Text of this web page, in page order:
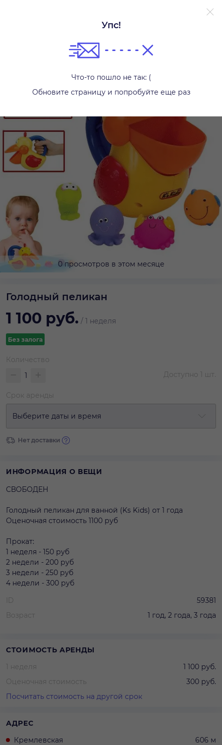
Упс!
Что-то пошло не так: (
Обновите страницу и попробуйте еще раз
0 просмотров в этом месяце
Голодный пеликан
1 100 руб. / 1 неделя
Без залога
Количество
Доступно 1 шт.
Срок аренды
Выберите даты и время
Нет доставки
ИНФОРМАЦИЯ О ВЕЩИ
СВОБОДЕН
Голодный пеликан для ванной (Ks Kids) от 1 года
Оценочная стоимость 1100 руб
Прокат:
1 неделя - 150 руб
2 недели - 200 руб
3 недели - 250 руб
4 недели - 300 руб
ID
59381
Возраст
1 год, 2 года, 3 года
СТОИМОСТЬ АРЕНДЫ
1 неделя
1 100 руб.
Оценочная стоимость
300 руб.
Посчитать стоимость на другой срок
АДРЕС
Кремлевская
606 м